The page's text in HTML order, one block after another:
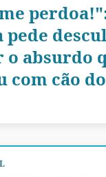
o absurdo
com cão